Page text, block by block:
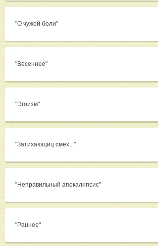
"О чужой боли"
"Весеннее"
"Эгоизм"
"Затихающиц смех..."
"Неправильный апокалипсис"
"Раннее"